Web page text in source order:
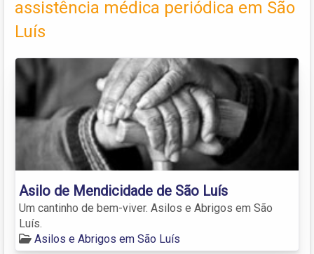
assistência médica periódica em São
Luís
Asilo de Mendicidade de São Luís
Um cantinho de bem-viver. Asilos e Abrigos em São
Luís.
Asilos e Abrigos em São Luís